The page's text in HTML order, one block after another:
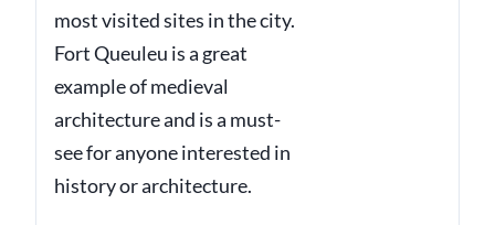
most visited sites in the city.
Fort Queuleu is a great
example of medieval
architecture and is a must-
see for anyone interested in
history or architecture.